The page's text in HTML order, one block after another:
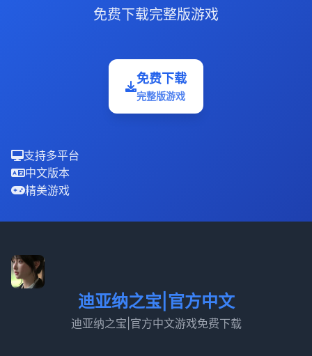
免费下载完整版游戏
免费下载
完整版游戏
支持多平台
中文版本
精美游戏
迪亚纳之宝|官方中文
迪亚纳之宝|官方中文游戏免费下载